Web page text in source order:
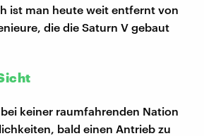
ist man heute weit entfernt von
die die Saturn V gebaut
keiner raumfahrenden Nation
bald einen Antrieb zu